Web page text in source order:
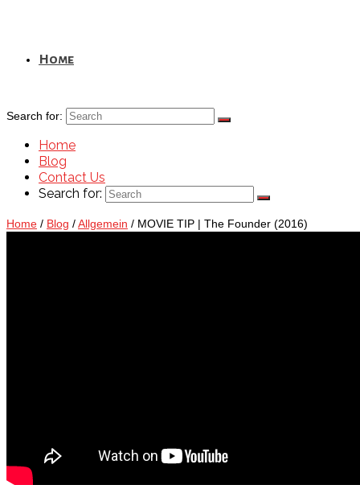
Home
Search for:
Home
Blog
Contact Us
Search for:
Home / Blog /Allgemein / MOVIE TIP | The Founder (2016)